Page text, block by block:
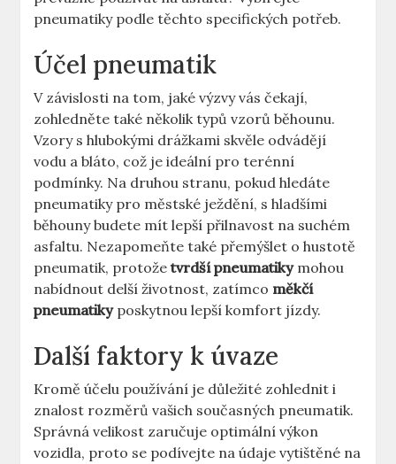
pneumatiky podle těchto specifických potřeb.
Účel pneumatik
V závislosti na tom, jaké výzvy vás čekají,
zohledněte také několik typů vzorů běhounu.
Vzory s hlubokými drážkami skvěle odvádějí
vodu a bláto, což je ideální pro terénní
podmínky. Na druhou stranu, pokud hledáte
pneumatiky pro městské ježdění, s hladšími
běhouny budete mít lepší přilnavost na suchém
asfaltu. Nezapomeňte také přemýšlet o hustotě
pneumatik, protožetvrdší pneumatikymohou
nabídnout delší životnost, zatímco měkčí
pneumatikyposkytnou lepší komfort jízdy.
Další faktory k úvaze
Kromě účelu používání je důležité zohlednit i
znalost rozměrů vašich současných pneumatik.
Správná velikost zaručuje optimální výkon
vozidla, proto se podívejte na údaje vytištěné na